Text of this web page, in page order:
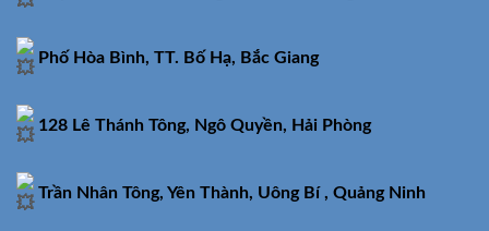
Phố Hòa Bình, TT. Bố Hạ, Bắc Giang
128 Lê Thánh Tông, Ngô Quyền, Hải Phòng
Trần Nhân Tông, Yên Thành, Uông Bí , Quảng Ninh